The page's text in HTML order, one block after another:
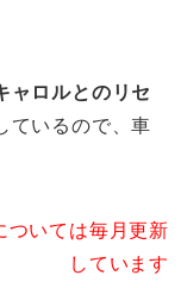
ャロルとのリセ
ているので、車
いては毎月更新
しています